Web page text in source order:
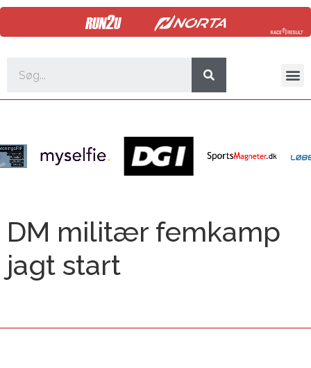
DM militær femkamp
jagt start